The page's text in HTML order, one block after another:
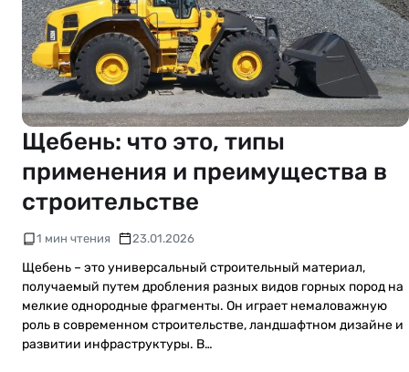
Щебень: что это, типы
применения и преимущества в
строительстве
1 мин чтения 23.01.2026
Щебень – это универсальный строительный материал,
получаемый путем дробления разных видов горных пород на
мелкие однородные фрагменты. Он играет немаловажную
роль в современном строительстве, ландшафтном дизайне и
развитии инфраструктуры. В…